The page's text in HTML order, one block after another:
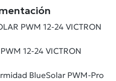
PWM 12-24 VICTRON
12-24 VICTRON
BlueSolar PWM-Pro